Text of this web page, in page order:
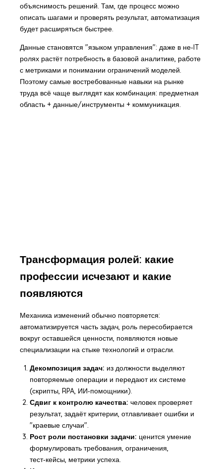
объяснимость решений. Там, где процесс можно
описать шагами и проверять результат, автоматизация
будет расширяться быстрее.
Данные становятся "языком управления": даже в не‑IT
ролях растёт потребность в базовой аналитике, работе
с метриками и понимании ограничений моделей.
Поэтому самые востребованные навыки на рынке
труда всё чаще выглядят как комбинация: предметная
область + данные/инструменты + коммуникация.
Трансформация ролей: какие
профессии исчезают и какие
появляются
Механика изменений обычно повторяется:
автоматизируется часть задач, роль пересобирается
вокруг оставшейся ценности, появляются новые
специализации на стыке технологий и отрасли.
Декомпозиция задач: из должности выделяют
повторяемые операции и передают их системе
(скрипты, RPA, ИИ‑помощники).
Сдвиг к контролю качества: человек проверяет
результат, задаёт критерии, отлавливает ошибки и
"краевые случаи".
Рост роли постановки задачи: ценится умение
формулировать требования, ограничения,
тест‑кейсы, метрики успеха.